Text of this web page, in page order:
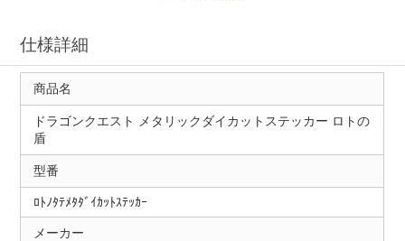
仕様詳細
商品名
ドラゴンクエスト メタリックダイカットステッカー ロトの
盾
型番
ﾛﾄﾉﾀﾃﾒﾀﾀﾞｲｶｯﾄｽﾃｯｶｰ
メーカー